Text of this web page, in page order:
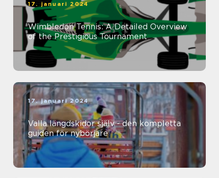
17. januari 2024
Wimbledon Tennis: A Detailed Overview
of the Prestigious Tournament
17. januari 2024
Valla längdskidor själv - den kompletta
guiden för nybörjare